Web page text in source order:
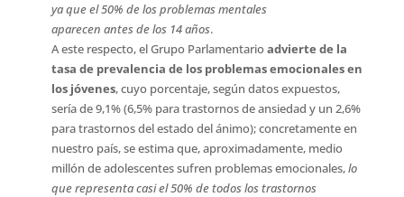
ya que el 50% de los problemas mentales
aparecen antes de los 14 años.
A este respecto, el Grupo Parlamentarioadvierte de la
tasa de prevalencia de los problemas emocionales en
los jóvenes, cuyo porcentaje, según datos expuestos,
sería de 9,1% (6,5% para trastornos de ansiedad y un 2,6%
para trastornos del estado del ánimo); concretamente en
nuestro país, se estima que, aproximadamente, medio
millón de adolescentes sufren problemas emocionales,lo
que representa casi el 50% de todos los trastornos